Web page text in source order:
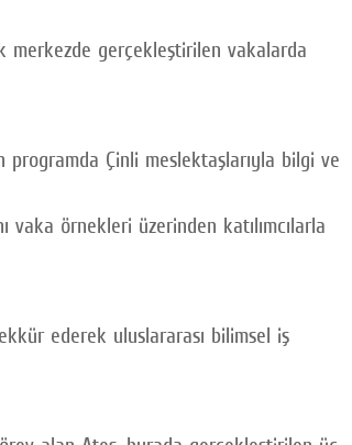
merkezde gerçekleştirilen vakalarda
Çinli meslektaşlarıyla bilgi ve
vaka örnekleri üzerinden katılımcılarla
ederek uluslararası bilimsel iş